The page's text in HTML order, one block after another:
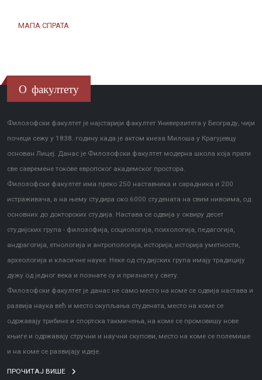
МАПА СПРАТА
О факултету
Филозофски факултет је најстарији факултет Универзитета у Београду, чији
почеци сежу у 1838. годину када је актом кнеза Милоша у Крагујевцу
основан Лицеј. Данас је Филозофски факултет модерна школа која прати
све савремене токове европског академског простора.
Филозофски факултет има преко 250 наставника и сарадника и 200
истраживача, а на њему студира око 6000 студената на свим нивоима, од
основних до докторских студија. Настава се одвија у оквиру десет
студијских група - филозофија, социологија, психологија, педагогија,
андрагогија, етнологија и антропологија, историја, историја уметности,
археологија и класичне науке. Неке од студијских група имају традицију
дужу од једног века и познате су и признате у свету.
Филозофски факултет је данас не само место на коме се одвија настава и
развија наука већ и место окупљања студената, место на коме се
одржавају трибине и спортска такмичења, на коме се промовишу нове
књиге и одржавају стручни и научни скупови, место на коме се полемише
и на коме се развијају идеје.
ПРОЧИТАЈ ВИШЕ